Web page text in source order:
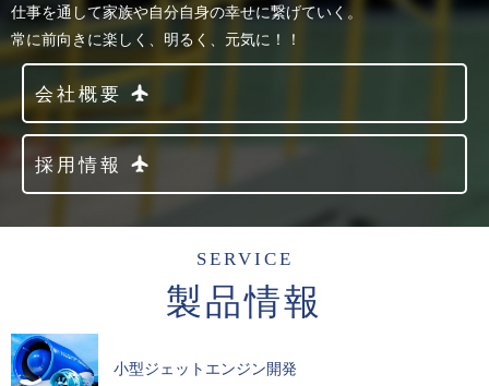
仕事を通して家族や自分自身の幸せに繋げていく。
常に前向きに楽しく、明るく、元気に！！
会社概要
採用情報
SERVICE
製品情報
小型ジェットエンジン開発